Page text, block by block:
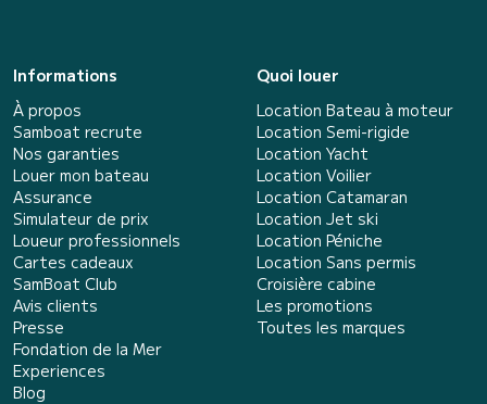
Informations
À propos
Samboat recrute
Nos garanties
Louer mon bateau
Assurance
Simulateur de prix
Loueur professionnels
Cartes cadeaux
SamBoat Club
Avis clients
Presse
Fondation de la Mer
Experiences
Blog
Quoi louer
Location Bateau à moteur
Location Semi-rigide
Location Yacht
Location Voilier
Location Catamaran
Location Jet ski
Location Péniche
Location Sans permis
Croisière cabine
Les promotions
Toutes les marques